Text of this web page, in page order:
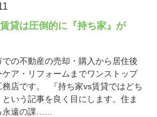
貸は圧倒的に『持ち家』が
での不動産の売却・購入から居住後
ケア・リフォームまでワンストップ
務店です。 『持ち家vs賃貸ではどち
という記事を良く目にします。住ま
遠の課…...